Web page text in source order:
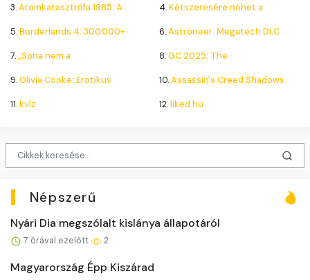
3.Atomkatasztrófa 1985: A 4.Kétszeresére nőhet a
5.Borderlands 4: 300.000+ 6.Astroneer: Megatech DLC
7.„Soha nem a 8.GC 2025: The
9.Olivia Cooke: Erotikus 10.Assassin's Creed Shadows
11.kvíz 12.liked.hu
Népszerű
Nyári Dia megszólalt kislánya állapotáról
7 órával ezelőtt 2
Magyarország Épp Kiszárad